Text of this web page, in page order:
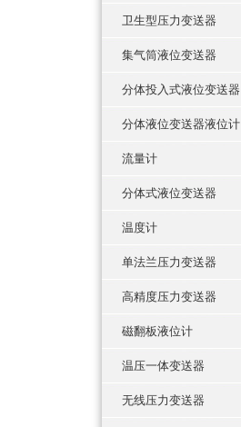
卫生型压力变送器
集气筒液位变送器
分体投入式液位变送器
分体液位变送器液位计
流量计
分体式液位变送器
温度计
单法兰压力变送器
高精度压力变送器
磁翻板液位计
温压一体变送器
无线压力变送器